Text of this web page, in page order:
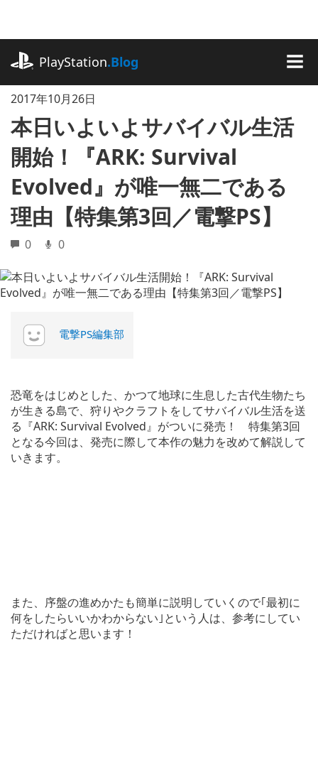
に
キ
ッ
プ
PlayStation.Blog
2017年10月26日
本日いよいよサバイバル生活
開始！『ARK: Survival
Evolved』が唯一無二である
理由【特集第3回／電撃PS】
0 0
電撃PS編集部
恐竜をはじめとした、かつて地球に生息した古代生物たち
が生きる島で、狩りやクラフトをしてサバイバル生活を送
る『ARK: Survival Evolved』がついに発売！ 特集第3回
となる今回は、発売に際して本作の魅力を改めて解説して
いきます。
また、序盤の進めかたも簡単に説明していくので｢最初に
何をしたらいいかわからない｣という人は、参考にしてい
ただければと思います！